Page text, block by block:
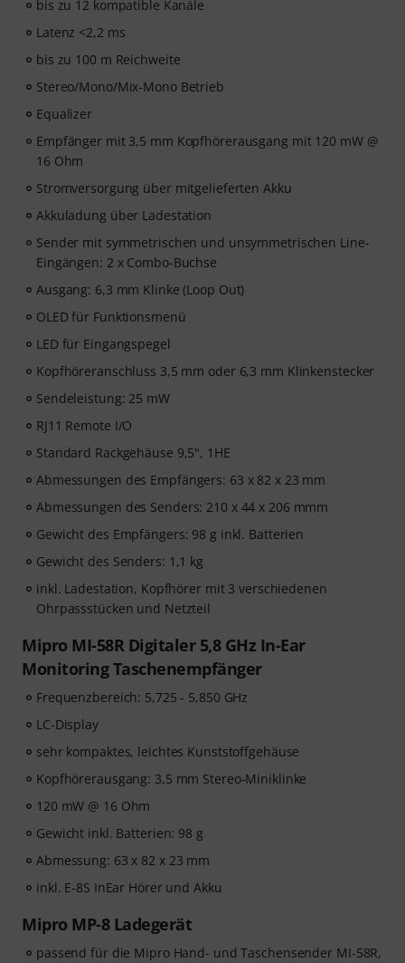
bis zu 12 kompatible Kanäle
Latenz <2,2 ms
bis zu 100 m Reichweite
Stereo/Mono/Mix-Mono Betrieb
Equalizer
Empfänger mit 3,5 mm Kopfhörerausgang mit 120 mW @
16 Ohm
Stromversorgung über mitgelieferten Akku
Akkuladung über Ladestation
Sender mit symmetrischen und unsymmetrischen Line-
Eingängen: 2 x Combo-Buchse
Ausgang: 6,3 mm Klinke (Loop Out)
OLED für Funktionsmenü
LED für Eingangspegel
Kopfhöreranschluss 3,5 mm oder 6,3 mm Klinkenstecker
Sendeleistung: 25 mW
RJ11 Remote I/O
Standard Rackgehäuse 9,5", 1HE
Abmessungen des Empfängers: 63 x 82 x 23 mm
Abmessungen des Senders: 210 x 44 x 206 mmm
Gewicht des Empfängers: 98 g inkl. Batterien
Gewicht des Senders: 1,1 kg
inkl. Ladestation, Kopfhörer mit 3 verschiedenen
Ohrpassstücken und Netzteil
Mipro MI-58R Digitaler 5,8 GHz In-Ear
Monitoring Taschenempfänger
Frequenzbereich: 5,725 - 5,850 GHz
LC-Display
sehr kompaktes, leichtes Kunststoffgehäuse
Kopfhörerausgang: 3,5 mm Stereo-Miniklinke
120 mW @ 16 Ohm
Gewicht inkl. Batterien: 98 g
Abmessung: 63 x 82 x 23 mm
inkl. E-8S InEar Hörer und Akku
Mipro MP-8 Ladegerät
passend für die Mipro Hand- und Taschensender MI-58R,